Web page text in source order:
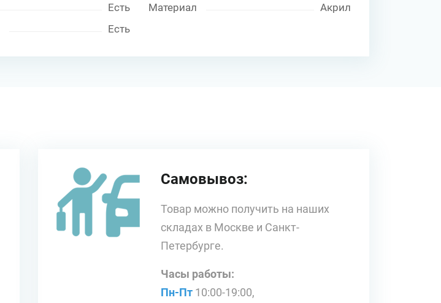
Есть
Есть
Материал
Акрил
Самовывоз:
Товар можно получить на наших
складах в Москве и Санкт-
Петербурге.
Часы работы:
Пн-Пт 10:00-19:00,